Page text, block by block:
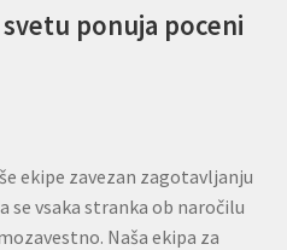
ponuja poceni
ekipe zavezan zagotavljanju
se vsaka stranka ob naročilu
Naša ekipa za